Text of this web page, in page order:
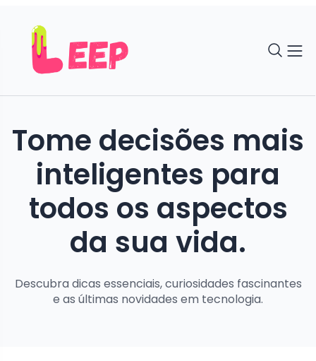
Tome decisões mais
inteligentes para
todos os aspectos
da sua vida.
Descubra dicas essenciais, curiosidades fascinantes
e as últimas novidades em tecnologia.